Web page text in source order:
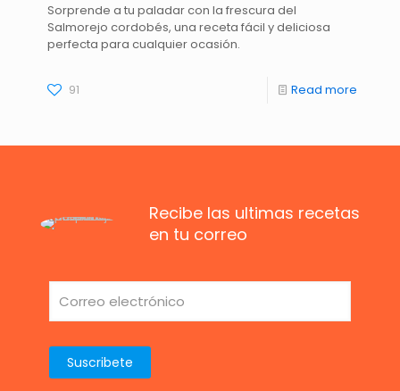
Sorprende a tu paladar con la frescura del
Salmorejo cordobés, una receta fácil y deliciosa
perfecta para cualquier ocasión.
91 Read more
Recibe las ultimas recetas
en tu correo